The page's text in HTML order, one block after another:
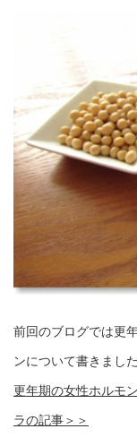
前回のブログでは更
ンについて書きました
更年期の女性ホルモ
ラの記事＞＞